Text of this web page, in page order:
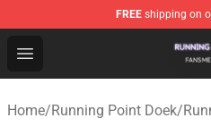
FREE shipping on
Open menu
Running Point Shop -
Home/Running Point Doek/